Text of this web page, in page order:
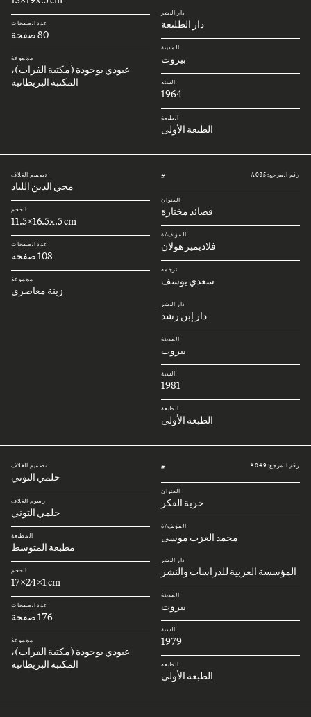
دار النشر
دار الطليعة
المدينة
بيروت
السنة
1964
الطبعة
الطبعة الأولى
عدد الصفحات
80 صفحة
مجموعة
عبودي بوجودة (مكتبة الفرات)،
المكتبة البريطانية
رقم المرجع: A035 #
العنوان
قصائد مختارة
المؤلف/ة
فلاديمير هولان
ترجمة
سعدي يوسف
دار النشر
دار إبن رشد
المدينة
بيروت
السنة
1981
الطبعة
الطبعة الأولى
تصميم الغلاف
محي الدين اللباد
الحجم
11.5x16.5x.5 cm
عدد الصفحات
108 صفحة
مجموعة
زينة معاصري
رقم المرجع: A049 #
العنوان
حرية الفكر
المؤلف/ة
محمد العزب موسى
دار النشر
المؤسسة العربية للدراسات والنشر
المدينة
بيروت
السنة
1979
الطبعة
الطبعة الأولى
تصميم الغلاف
حلمي التوني
رسوم الغلاف
حلمي التوني
المطبعة
مطبعة المتوسط
الحجم
17x24x1 cm
عدد الصفحات
176 صفحة
مجموعة
عبودي بوجودة (مكتبة الفرات)،
المكتبة البريطانية